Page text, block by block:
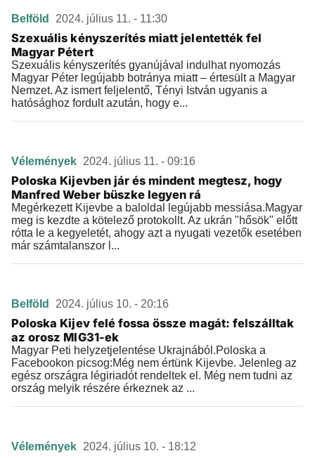
Belföld 2024. július 11. - 11:30
Szexuális kényszerítés miatt jelentették fel
Magyar Pétert
Szexuális kényszerítés gyanújával indulhat nyomozás
Magyar Péter legújabb botránya miatt – értesült a Magyar
Nemzet. Az ismert feljelentő, Tényi István ugyanis a
hatósághoz fordult azután, hogy e...
Vélemények 2024. július 11. - 09:16
Poloska Kijevben jár és mindent megtesz, hogy
Manfred Weber büszke legyen rá
Megérkezett Kijevbe a baloldal legújabb messiása.Magyar
meg is kezdte a kötelező protokollt. Az ukrán "hősök" előtt
rótta le a kegyeletét, ahogy azt a nyugati vezetők esetében
már számtalanszor l...
Belföld 2024. július 10. - 20:16
Poloska Kijev felé fossa össze magát: felszálltak
az orosz MIG31-ek
Magyar Peti helyzetjelentése Ukrajnából.Poloska a
Facebookon picsog:Még nem értünk Kijevbe. Jelenleg az
egész országra légiriadót rendeltek el. Még nem tudni az
ország melyik részére érkeznek az ...
Vélemények 2024. július 10. - 18:12